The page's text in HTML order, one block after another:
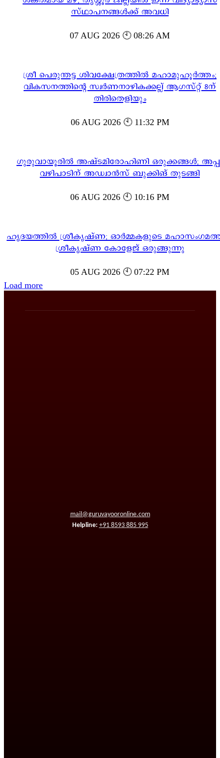
സ്ഥാപനങ്ങൾക്ക് അവധി
07 AUG 2026 🕙 08:26 AM
ശ്രീ പെരുന്തട്ട ശിവക്ഷേത്രത്തിൽ മഹാമുഹൂർത്തം;
വികസനത്തിന്റെ സ്വർണനാഴികക്കല്ല് ആഗസ്റ്റ് 8ന്
തിരിതെളിയും
06 AUG 2026 🕙 11:32 PM
ഗുരുവായൂരിൽ അഷ്ടമിരോഹിണി ഒരുക്കങ്ങൾ;
വഴിപാടിന് അഡ്വാൻസ് ബുക്കിങ് തുടങ്ങി
06 AUG 2026 🕙 10:16 PM
ഹൃദയത്തിൽ ശ്രീകൃഷ്ണ; ഓർമ്മകളുടെ
ശ്രീകൃഷ്ണ കോളേജ് ഒരുങ്ങുന്നു
05 AUG 2026 🕙 07:22 PM
Load more
mail@guruvayooronline.com
Helpline: +91 8593 885 995